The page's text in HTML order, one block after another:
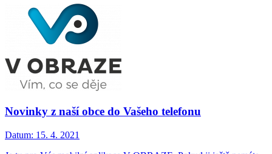
Novinky z naší obce do Vašeho telefonu
Datum: 15. 4. 2021